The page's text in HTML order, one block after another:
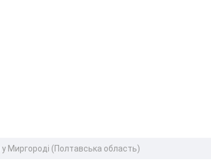
у Миргороді (Полтавська область)